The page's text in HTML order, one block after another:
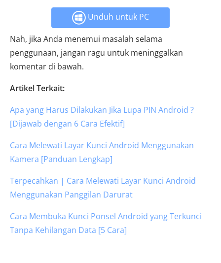
Unduh untuk PC
Nah, jika Anda menemui masalah selama
penggunaan, jangan ragu untuk meninggalkan
komentar di bawah.
Artikel Terkait:
Apa yang Harus Dilakukan Jika Lupa PIN Android ?
[Dijawab dengan 6 Cara Efektif]
Cara Melewati Layar Kunci Android Menggunakan
Kamera [Panduan Lengkap]
Terpecahkan | Cara Melewati Layar Kunci Android
Menggunakan Panggilan Darurat
Cara Membuka Kunci Ponsel Android yang Terkunci
Tanpa Kehilangan Data [5 Cara]